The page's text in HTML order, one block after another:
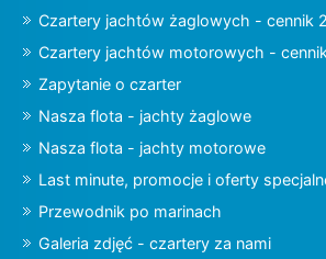
Czartery jachtów żaglowych - cennik
Czartery jachtów motorowych -
Zapytanie o czarter
Nasza flota - jachty żaglowe
Nasza flota - jachty motorowe
Last minute, promocje i oferty
Przewodnik po marinach
Galeria zdjęć - czartery za nami